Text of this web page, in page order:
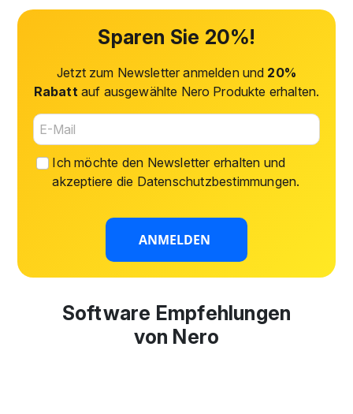
Sparen Sie 20%!
Jetzt zum Newsletter anmelden und 20%
Rabatt auf ausgewählte Nero Produkte erhalten.
Ich möchte den Newsletter erhalten und
akzeptiere die Datenschutzbestimmungen.
ANMELDEN
Software Empfehlungen
von Nero